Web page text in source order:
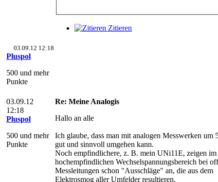
Zitieren
03.09.12 12:18
Pluspol
500 und mehr
Punkte
03.09.12
12:18
Pluspol
500 und mehr
Punkte
Re: Meine Analogis
Hallo an alle
Ich glaube, dass man mit analogen Messwerken um
gut und sinnvoll umgehen kann.
Noch empfindlichere, z. B. mein UNi11E, zeigen im
hochempfindlichen Wechselspannungsbereich bei
Messleitungen schon "Ausschläge" an, die aus dem
Elektrosmog aller Umfelder resultieren.